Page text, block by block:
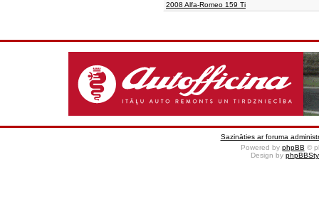
2008 Alfa-Romeo 159 Ti
Sazināties ar foruma
Powered by phpBB ©
Design by